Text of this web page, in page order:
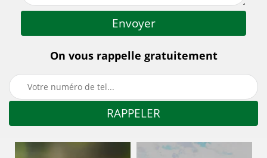
On vous rappelle gratuitement